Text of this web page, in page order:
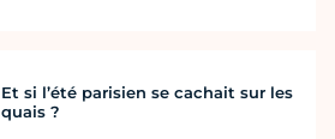
Et si l’été parisien se cachait sur les
quais ?